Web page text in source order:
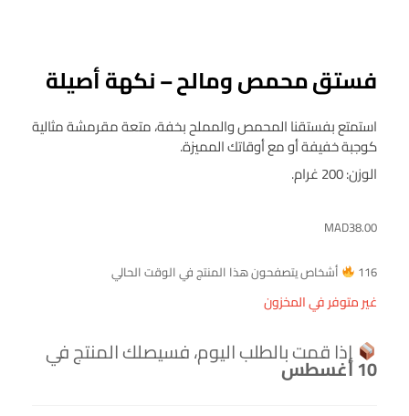
فستق محمص ومالح – نكهة أصيلة
استمتع بفستقنا المحمص والمملح بخفة، متعة مقرمشة مثالية
كوجبة خفيفة أو مع أوقاتك المميزة.
الوزن: 200 غرام.
MAD38.00
116 أشخاص يتصفحون هذا المنتج في الوقت الحالي
غير متوفر في المخزون
إذا قمت بالطلب اليوم، فسيصلك المنتج في
10 أغسطس